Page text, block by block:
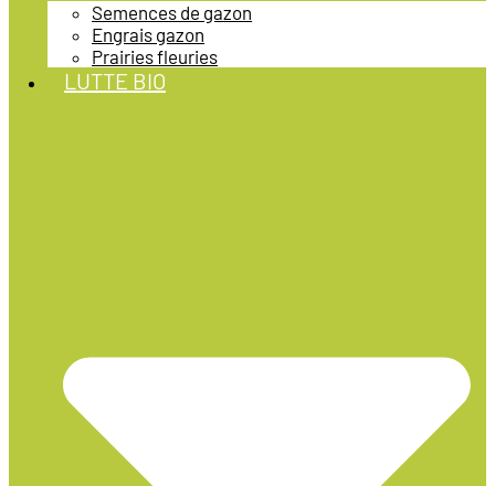
Semences de gazon
Engrais gazon
Prairies fleuries
LUTTE BIO